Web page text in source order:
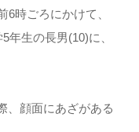
6時ごろにかけて、
年生の長男(10)に、
、顔面にあざがある